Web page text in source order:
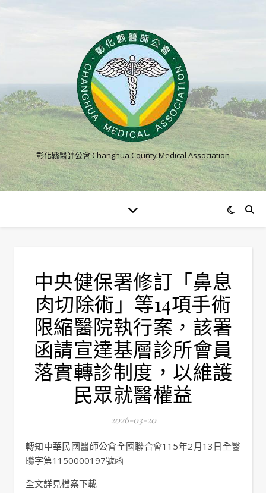
彰化縣醫師公會 Changhua County Medical Association
中央健保署修訂「鼻息
肉切除術」等14項手術
限縮醫院執行案，該署
函請宣達基層診所會員
落實轉診制度，以維護
民眾就醫權益
2026-03-20
轉知中華民國醫師公會全國聯合會115年2月13日全醫
聯字第1150000197號函
全文詳見檔案下載